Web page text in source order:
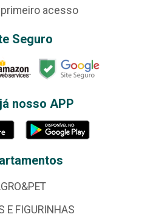
primeiro acesso
Seguro
nosso APP
E FIGURINHAS